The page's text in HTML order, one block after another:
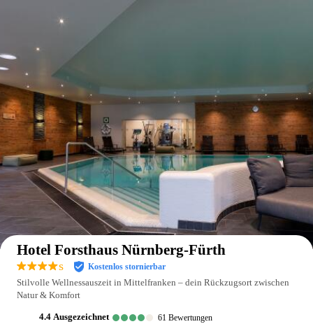
Auf der Karte anzeigen
Hotel Forsthaus Nürnberg-Fürth
s Kostenlos stornierbar
Stilvolle Wellnessauszeit in Mittelfranken – dein Rückzugsort zwischen
Natur & Komfort
4.4 ausgezeichnet 61 Bewertungen